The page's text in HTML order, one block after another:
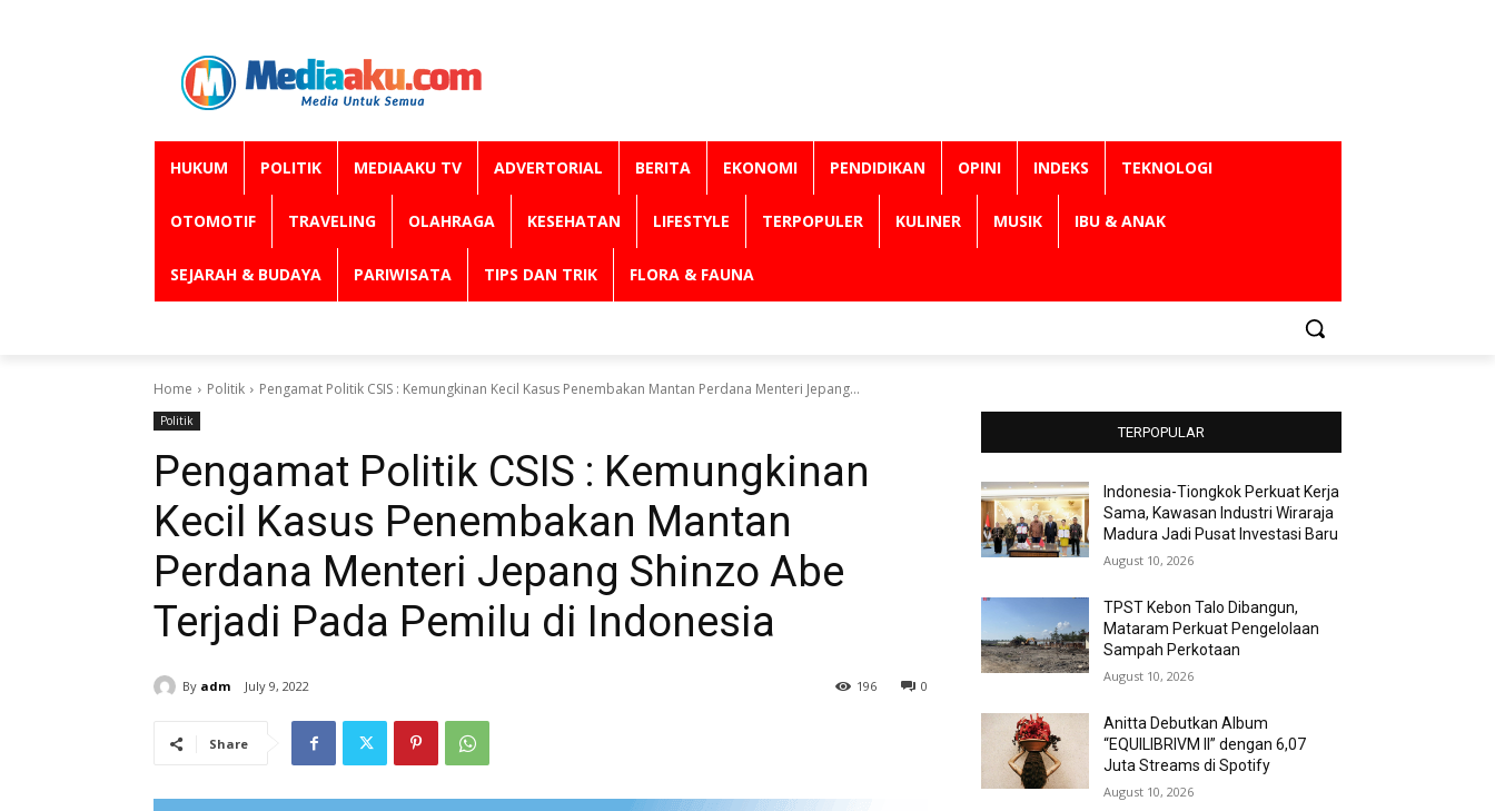
HUKUM POLITIK MEDIAAKU TV ADVERTORIAL BERITA EKONOMI PENDIDIKAN OPINI INDEKS TEKNOLOGI
OTOMOTIF TRAVELING OLAHRAGA KESEHATAN LIFESTYLE TERPOPULER KULINER MUSIK IBU & ANAK
SEJARAH & BUDAYA PARIWISATA TIPS DAN TRIK FLORA & FAUNA
Home Politik Pengamat Politik CSIS : Kemungkinan Kecil Kasus Penembakan Mantan Perdana Menteri Jepang...
Politik
Pengamat Politik CSIS : Kemungkinan
Kecil Kasus Penembakan Mantan
Perdana Menteri Jepang Shinzo Abe
Terjadi Pada Pemilu di Indonesia
By adm July 9, 2022 0
196
Share
TERPOPULAR
Indonesia-Tiongkok Perkuat Kerja
Sama, Kawasan Industri Wiraraja
Madura Jadi Pusat Investasi Baru
August 10, 2026
TPST Kebon Talo Dibangun,
Mataram Perkuat Pengelolaan
Sampah Perkotaan
August 10, 2026
Anitta Debutkan Album
“EQUILIBRIVM II” dengan 6,07
Juta Streams di Spotify
August 10, 2026